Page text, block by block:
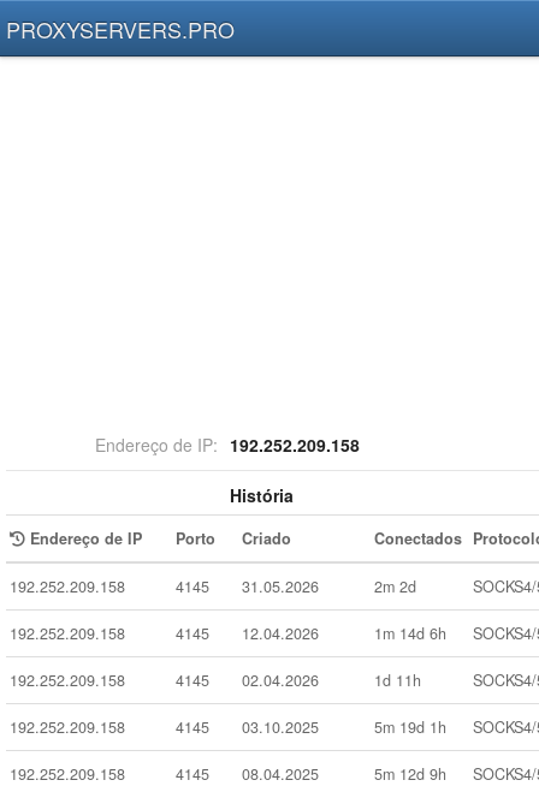
PROXYSERVERS.PRO
Endereço de IP: 192.252.209.158
História
Endereço de IP Porto Criado Conectados
192.252.209.158 4145 31.05.2026 2m 2d
192.252.209.158 4145 12.04.2026 1m 14d 6h
192.252.209.158 4145 02.04.2026 1d 11h
192.252.209.158 4145 03.10.2025 5m 19d 1h
192.252.209.158 4145 08.04.2025 5m 12d 9h